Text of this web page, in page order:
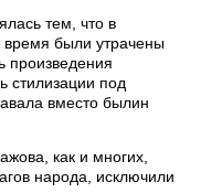
тем, что в
время были утрачены
произведения
стилизации под
вместо былин
как и многих,
народа, исключили